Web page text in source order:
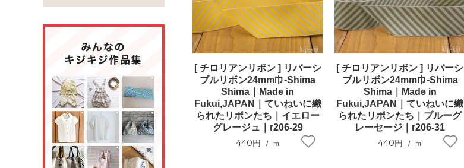
[ チロリアンリボン ] リバーシ
ブルリボン24mm巾-Shima
Shima｜Made in
Fukui,JAPAN｜ていねいに織
られたリボンたち｜イエロー
グレージュ｜r206-29
440円 ｍ
[ チロリアンリボン ] リバーシ
ブルリボン24mm巾-Shima
Shima｜Made in
Fukui,JAPAN｜ていねいに織
られたリボンたち｜ブルーグ
レーセージ｜r206-31
440円 ｍ